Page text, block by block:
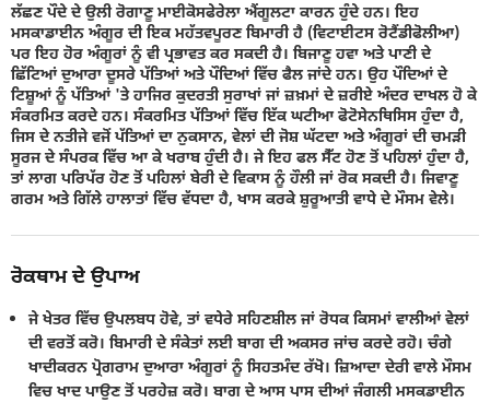
ਲੱਛਣ ਪੌਦੇ ਦੇ ਉਲੀ ਰੋਗਾਣੂ ਮਾਈਕੋਸਫੇਰੇਲਾ ਐਂਗੂਲਟਾ ਕਾਰਨ ਹੁੰਦੇ ਹਨ। ਇਹ
ਮਸਕਾਡਾਈਨ ਅੰਗੂਰ ਦੀ ਇਕ ਮਹੱਤਵਪੂਰਣ ਬਿਮਾਰੀ ਹੈ (ਵਿਟਾਈਟਸ ਰੋਟੈਂਡੀਫੋਲੀਆ)
ਪਰ ਇਹ ਹੋਰ ਅੰਗੂਰਾਂ ਨੂੰ ਵੀ ਪ੍ਰਭਾਵਤ ਕਰ ਸਕਦੀ ਹੈ। ਬਿਜਾਣੂ ਹਵਾ ਅਤੇ ਪਾਣੀ ਦੇ
ਛਿੱਟਿਆਂ ਦੁਆਰਾ ਦੂਸਰੇ ਪੱਤਿਆਂ ਅਤੇ ਪੌਦਿਆਂ ਵਿੱਚ ਫੈਲ ਜਾਂਦੇ ਹਨ। ਉਹ ਪੌਦਿਆਂ ਦੇ
ਟਿਸ਼ੂਆਂ ਨੂੰ ਪੱਤਿਆਂ 'ਤੇ ਹਾਜਿਰ ਕੁਦਰਤੀ ਸੁਰਾਖਾਂ ਜਾਂ ਜ਼ਖ਼ਮਾਂ ਦੇ ਜ਼ਰੀਏ ਅੰਦਰ ਦਾਖਲ ਹੋ ਕੇ
ਸੰਕਰਮਿਤ ਕਰਦੇ ਹਨ। ਸੰਕਰਮਿਤ ਪੱਤਿਆਂ ਵਿੱਚ ਇੱਕ ਘਟੀਆ ਫੋਟੋਸੇਨਥਿਸਿਸ ਹੁੰਦਾ ਹੈ,
ਜਿਸ ਦੇ ਨਤੀਜੇ ਵਜੋਂ ਪੱਤਿਆਂ ਦਾ ਨੁਕਸਾਨ, ਵੇਲਾਂ ਦੀ ਜੋਸ਼ ਘੱਟਦਾ ਅਤੇ ਅੰਗੂਰਾਂ ਦੀ ਚਮੜੀ
ਸੂਰਜ ਦੇ ਸੰਪਰਕ ਵਿੱਚ ਆ ਕੇ ਖਰਾਬ ਹੁੰਦੀ ਹੈ। ਜੇ ਇਹ ਫਲ ਸੈੱਟ ਹੋਣ ਤੋਂ ਪਹਿਲਾਂ ਹੁੰਦਾ ਹੈ,
ਤਾਂ ਲਾਗ ਪਰਿਪੱਰ ਹੋਣ ਤੋਂ ਪਹਿਲਾਂ ਬੇਰੀ ਦੇ ਵਿਕਾਸ ਨੂੰ ਹੌਲੀ ਜਾਂ ਰੋਕ ਸਕਦੀ ਹੈ। ਜਿਵਾਣੂ
ਗਰਮ ਅਤੇ ਗਿੱਲੇ ਹਾਲਾਤਾਂ ਵਿੱਚ ਵੱਧਦਾ ਹੈ, ਖਾਸ ਕਰਕੇ ਸ਼ੁਰੂਆਤੀ ਵਾਧੇ ਦੇ ਮੌਸਮ ਵੇਲੇ।
ਰੋਕਥਾਮ ਦੇ ਉਪਾਅ
ਜੇ ਖੇਤਰ ਵਿੱਚ ਉਪਲਬਧ ਹੋਵੇ, ਤਾਂ ਵਧੇਰੇ ਸਹਿਣਸ਼ੀਲ ਜਾਂ ਰੋਧਕ ਕਿਸਮਾਂ ਵਾਲੀਆਂ ਵੇਲਾਂ
ਦੀ ਵਰਤੋਂ ਕਰੋ। ਬਿਮਾਰੀ ਦੇ ਸੰਕੇਤਾਂ ਲਈ ਬਾਗ ਦੀ ਅਕਸਰ ਜਾਂਚ ਕਰਦੇ ਰਹੋ। ਚੰਗੇ
ਖਾਦੀਕਰਨ ਪ੍ਰੋਗਰਾਮ ਦੁਆਰਾ ਅੰਗੂਰਾਂ ਨੂੰ ਸਿਹਤਮੰਦ ਰੱਖੋ। ਜ਼ਿਆਦਾ ਦੇਰੀ ਵਾਲੇ ਮੌਸਮ
ਵਿਚ ਖਾਦ ਪਾਉਣ ਤੋਂ ਪਰਹੇਜ਼ ਕਰੋ। ਬਾਗ ਦੇ ਆਸ ਪਾਸ ਦੀਆਂ ਜੰਗਲੀ ਮਸਕਡਾਈਨ